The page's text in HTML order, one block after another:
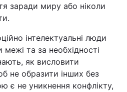
заради миру або ніколи
інтелектуальні люди
та за необхідності
як висловити
не образити інших без
є не уникнення конфлікту,